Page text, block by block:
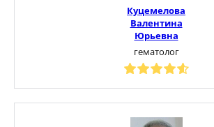
Куцемелова
Валентина
Юрьевна
гематолог